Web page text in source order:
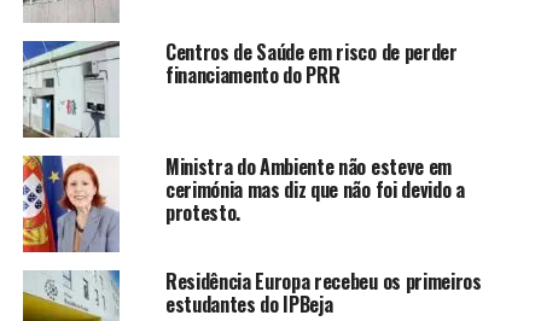
Centros de Saúde em risco de perder
financiamento do PRR
Ministra do Ambiente não esteve em
cerimónia mas diz que não foi devido a
protesto.
Residência Europa recebeu os primeiros
estudantes do IPBeja